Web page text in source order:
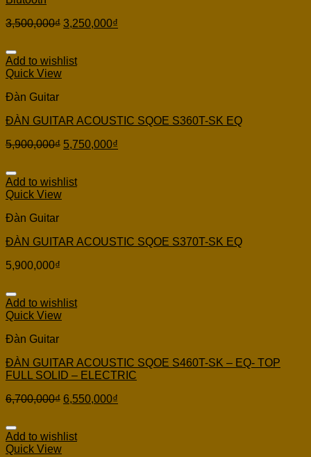
3,500,000₫ 3,250,000₫
Add to wishlist
Quick View
Đàn Guitar
ĐÀN GUITAR ACOUSTIC SQOE S360T-SK EQ
5,900,000₫ 5,750,000₫
Add to wishlist
Quick View
Đàn Guitar
ĐÀN GUITAR ACOUSTIC SQOE S370T-SK EQ
5,900,000₫
Add to wishlist
Quick View
Đàn Guitar
ĐÀN GUITAR ACOUSTIC SQOE S460T-SK – EQ- TOP
FULL SOLID – ELECTRIC
6,700,000₫ 6,550,000₫
Add to wishlist
Quick View